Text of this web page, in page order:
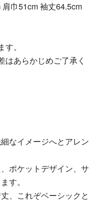
巾51cm 袖丈64.5cm
。
はあらかじめご了承く
なイメージへとアレン
ポケットデザイン、サ
す。
、これぞベーシックと